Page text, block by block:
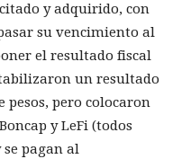
y adquirido, con
su vencimiento al
el resultado fiscal
un resultado
pesos, pero colocaron
y LeFi (todos
pagan al